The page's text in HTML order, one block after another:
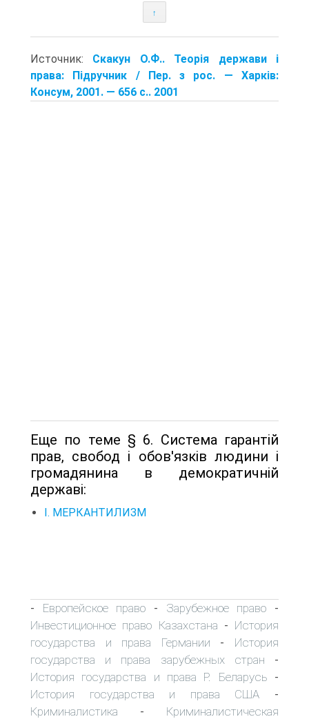
↑
Источник: Скакун О.Ф.. Теорія держави і
права: Підручник / Пер. з рос. — Харків:
Консум, 2001. — 656 с.. 2001
Еще по теме § 6. Система гарантій
прав, свобод і обов'язків людини і
громадянина в демократичній
державі:
I. МЕРКАНТИЛИЗМ
- Европейское право - Зарубежное право -
Инвестиционное право Казахстана - История
государства и права Германии - История
государства и права зарубежных стран -
История государства и права Р. Беларусь -
История государства и права США -
Криминалистика - Криминалистическая